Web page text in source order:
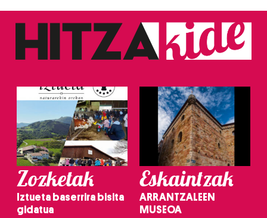
Zozketak
Iztueta baserrira bisita
gidatua
Eskaintzak
ARRANTZALEEN
MUSEOA